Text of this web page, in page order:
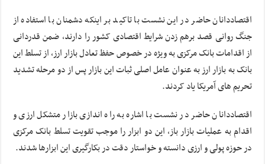
اقتصاددانان حاضر در این نشست با تاکید بر اینکه دشمنان با استفاده از
جنگ روانی قصد برهم زدن شرایط اقتصادی کشور را دارند، ضمن قدردانی
از اقدامات بانک مرکزی به ویژه در خصوص حفظ تعادل بازار ارز، از تسلط این
بانک به بازار ارز به عنوان عامل اصلی ثبات این بازار پس از دو مرحله تشدید
تحریم های آمریکا یاد کردند.
اقتصاددانان حاضر در نشست با اشاره به راه اندازی بازار متشکل ارزی و
اقدام به عملیات بازار باز، این دو ابزار را موجب تقویت تسلط بانک مرکزی
در حوزه پولی و ارزی دانسته و خواستار دقت در بکارگیری این ابزارها شدند.